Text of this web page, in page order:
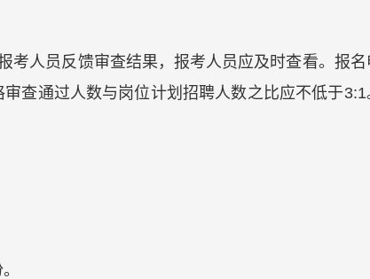
考人员反馈审查结果，报考人员应及时查看。报
查通过人数与岗位计划招聘人数之比应不低于3:1